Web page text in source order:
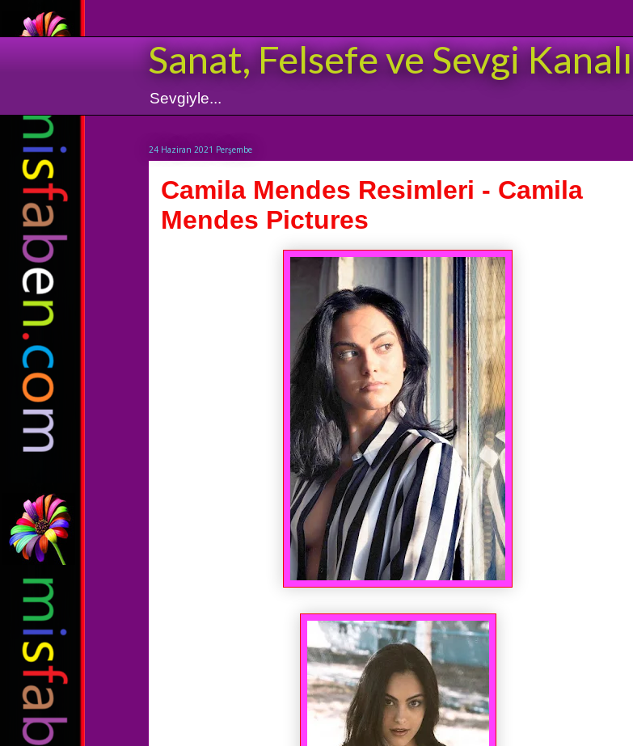
Sanat, Felsefe ve Sevgi Kanalı
Sevgiyle...
24 Haziran 2021 Perşembe
Camila Mendes Resimleri - Camila
Mendes Pictures